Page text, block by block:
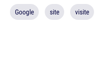
Google site visite